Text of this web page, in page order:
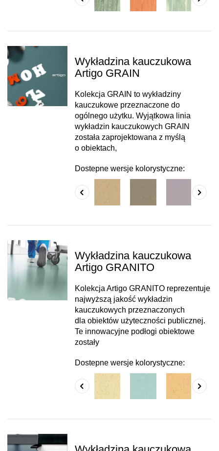
Wykładzina kauczukowa
Artigo GRAIN
Kolekcja GRAIN to wykładziny
kauczukowe przeznaczone do
ogólnego użytku. Wyjątkowa linia
wykładzin kauczukowych GRAIN
została zaprojektowana z myślą
o obiektach,
Dostepne wersje kolorystyczne:
Wykładzina kauczukowa
Artigo GRANITO
Kolekcja Artigo GRANITO reprezentuje
najwyższą jakość wykładzin
kauczukowych przeznaczonych
dla obiektów użyteczności publicznej.
Te innowacyjne podłogi obiektowe
zostały
Dostepne wersje kolorystyczne: